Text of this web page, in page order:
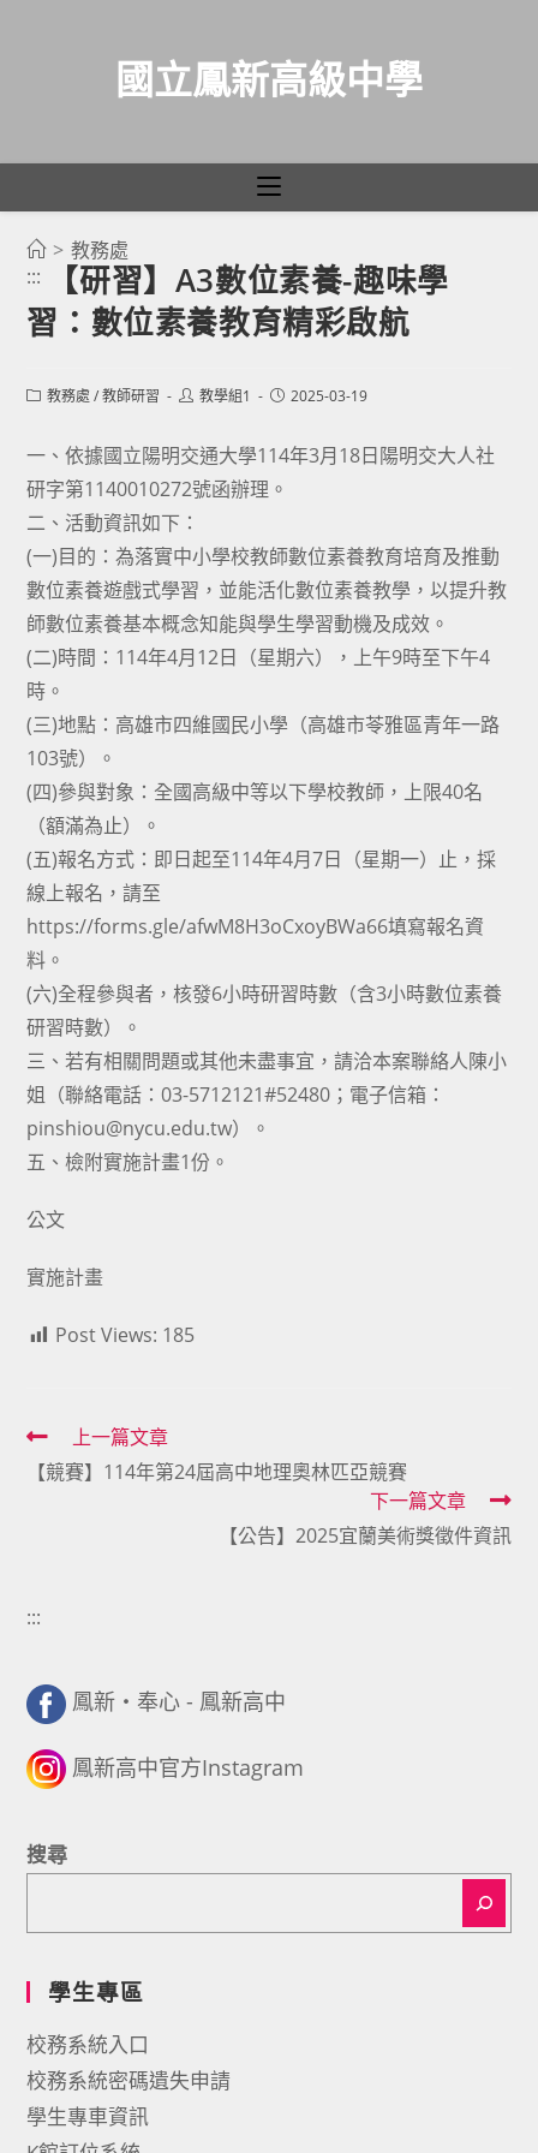
國立鳳新高級中學
> 教務處
:::
【研習】A3數位素養-趣味學
習：數位素養教育精彩啟航
Post教務處 / 教師研習
Post教學組1
Post2025-03-19
一、依據國立陽明交通大學114年3月18日陽明交大人社
研字第1140010272號函辦理。
二、活動資訊如下：
(一)目的：為落實中小學校教師數位素養教育培育及推動
數位素養遊戲式學習，並能活化數位素養教學，以提升教
師數位素養基本概念知能與學生學習動機及成效。
(二)時間：114年4月12日（星期六），上午9時至下午4
時。
(三)地點：高雄市四維國民小學（高雄市苓雅區青年一路
103號）。
(四)參與對象：全國高級中等以下學校教師，上限40名
（額滿為止）。
(五)報名方式：即日起至114年4月7日（星期一）止，採
線上報名，請至
https://forms.gle/afwM8H3oCxoyBWa66填寫報名資
料。
(六)全程參與者，核發6小時研習時數（含3小時數位素養
研習時數）。
三、若有相關問題或其他未盡事宜，請洽本案聯絡人陳小
姐（聯絡電話：03-5712121#52480；電子信箱：
pinshiou@nycu.edu.tw）。
五、檢附實施計畫1份。
公文
實施計畫
Post Views: 185
Read
more
上一篇文章
【競賽】114年第24屆高中地理奧林匹亞競賽
下一篇文章
【公告】2025宜蘭美術獎徵件資訊
:::
鳳新・奉心 - 鳳新高中
鳳新高中官方Instagram
搜尋
學生專區
校務系統入口
校務系統密碼遺失申請
學生專車資訊